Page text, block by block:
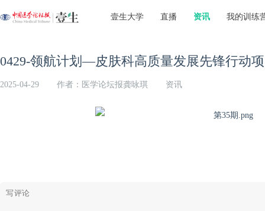
壹生大学 直播 资讯 我的训练
0429-领航计划—皮肤科高质量发展先锋行动
2025-04-29 作者：医学论坛报龚咏琪 资讯